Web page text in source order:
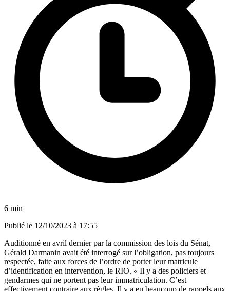
6 min
Publié le 12/10/2023 à 17:55
Auditionné en avril dernier par la commission des lois du Sénat,
Gérald Darmanin avait été interrogé sur l’obligation, pas toujours
respectée, faite aux forces de l’ordre de porter leur matricule
d’identification en intervention, le RIO. « Il y a des policiers et
gendarmes qui ne portent pas leur immatriculation. C’est
effectivement contraire aux règles. Il y a eu beaucoup de rappels aux